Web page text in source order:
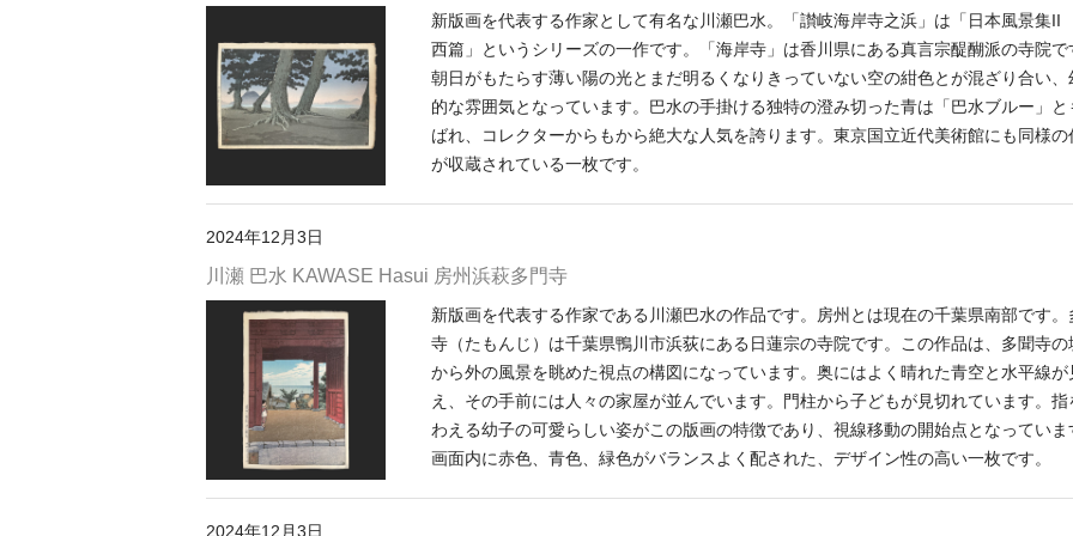
新版画を代表する作家として有名な川瀬巴水。「讃岐海岸寺之浜」は「日本風景集
西篇」というシリーズの一作です。「海岸寺」は香川県にある真言宗醍醐派の寺院で
朝日がもたらす薄い陽の光とまだ明るくなりきっていない空の紺色とが混ざり合い、
的な雰囲気となっています。巴水の手掛ける独特の澄み切った青は「巴水ブルー」と
ばれ、コレクターからもから絶大な人気を誇ります。東京国立近代美術館にも同様の
が収蔵されている一枚です。
2024年12月3日
川瀬 巴水 KAWASE Hasui 房州浜萩多門寺
新版画を代表する作家である川瀬巴水の作品です。房州とは現在の千葉県南部です。
寺（たもんじ）は千葉県鴨川市浜荻にある日蓮宗の寺院です。この作品は、多聞寺の
から外の風景を眺めた視点の構図になっています。奥にはよく晴れた青空と水平線が
え、その手前には人々の家屋が並んでいます。門柱から子どもが見切れています。指
わえる幼子の可愛らしい姿がこの版画の特徴であり、視線移動の開始点となっていま
画面内に赤色、青色、緑色がバランスよく配された、デザイン性の高い一枚です。
2024年12月3日